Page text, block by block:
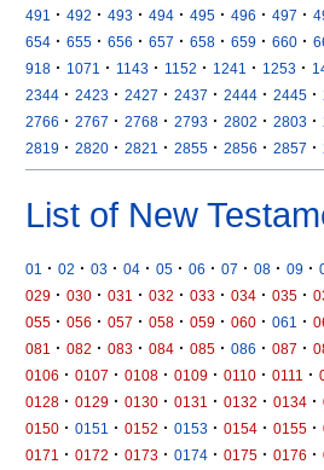
491
· 492 · 493 · 494 · 495 · 496 · 497 ·
654 · 655 · 656 · 657 · 658 · 659 · 660 ·
918 · 1071 · 1143 · 1152 · 1241 · 1253 ·
2344 · 2423 · 2427 · 2437 · 2444 · 2445 ·
2766 · 2767 · 2768 · 2793 · 2802 · 2803 ·
2819 · 2820 · 2821 · 2855 · 2856 · 2857 ·
List of New
01 · 02 · 03 · 04 · 05 · 06 · 07 · 08 · 09 ·
029 · 030 · 031 · 032 · 033 · 034 · 035 ·
055 · 056 · 057 · 058 · 059 · 060 · 061 ·
081
· 082 · 083 · 084 · 085 · 086 · 087 ·
0106 · 0107 · 0108 · 0109 · 0110 · 0111 ·
0128 · 0129 · 0130 · 0131 · 0132 · 0134 ·
0150 · 0151 · 0152 · 0153 · 0154 · 0155 ·
0171
· 0172 · 0173 · 0174 · 0175 · 0176 ·